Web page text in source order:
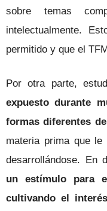
sobre temas
intelectualmente.
permitido y que el
Por otra parte,
expuesto durante
formas diferentes
materia prima que
desarrollándose. En
un estímulo para
cultivando el